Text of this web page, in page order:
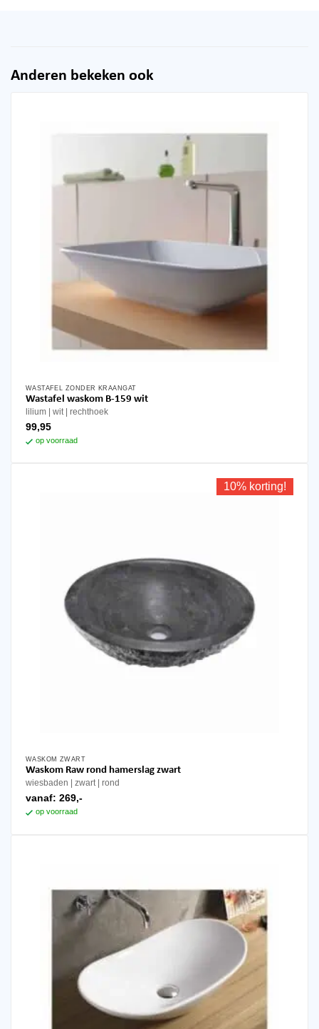
Anderen bekeken ook
WASTAFEL ZONDER KRAANGAT
Wastafel waskom B-159 wit
lilium wit rechthoek
99,95
op voorraad
10% korting!
WASKOM ZWART
Waskom Raw rond hamerslag zwart
wiesbaden zwart rond
vanaf: 269,-
op voorraad